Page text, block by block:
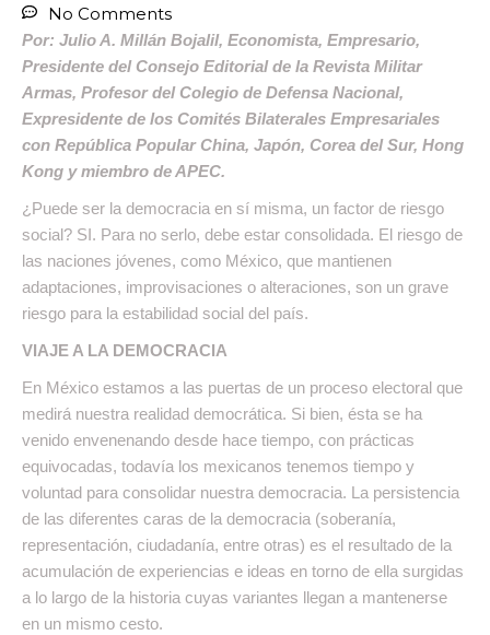
No Comments
Por: Julio A. Millán Bojalil, Economista, Empresario,
Presidente del Consejo Editorial de la Revista Militar
Armas, Profesor del Colegio de Defensa Nacional,
Expresidente de los Comités Bilaterales Empresariales
con República Popular China, Japón, Corea del Sur, Hong
Kong y miembro de APEC.
¿Puede ser la democracia en sí misma, un factor de riesgo
social? SI. Para no serlo, debe estar consolidada. El riesgo de
las naciones jóvenes, como México, que mantienen
adaptaciones, improvisaciones o alteraciones, son un grave
riesgo para la estabilidad social del país.
VIAJE A LA DEMOCRACIA
En México estamos a las puertas de un proceso electoral que
medirá nuestra realidad democrática. Si bien, ésta se ha
venido envenenando desde hace tiempo, con prácticas
equivocadas, todavía los mexicanos tenemos tiempo y
voluntad para consolidar nuestra democracia. La persistencia
de las diferentes caras de la democracia (soberanía,
representación, ciudadanía, entre otras) es el resultado de la
acumulación de experiencias e ideas en torno de ella surgidas
a lo largo de la historia cuyas variantes llegan a mantenerse
en un mismo cesto.